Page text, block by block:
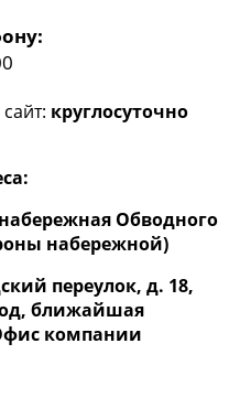
круглосуточно
Обводного
набережной)
переулок, д. 18,
ближайшая
компании